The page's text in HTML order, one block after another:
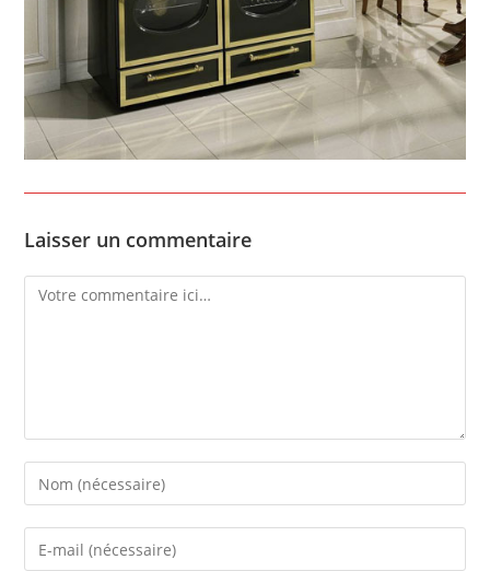
Laisser un commentaire
Comment
Enter
your
name
Enter
your